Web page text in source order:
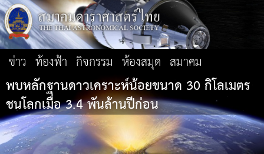
ข่าว ท้องฟ้า กิจกรรม ห้องสมุด สมาคม
พบหลักฐานดาวเคราะห์น้อยขนาด 30 กิโลเมตร
ชนโลกเมื่อ 3.4 พันล้านปีก่อน